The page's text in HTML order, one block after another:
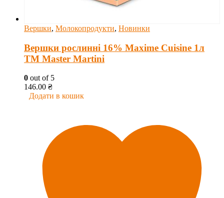
Вершки, Молокопродукти, Новинки
Вершки рослинні 16% Maxime Cuisine 1л
ТМ Master Martini
0 out of 5
146.00 ₴
Додати в кошик